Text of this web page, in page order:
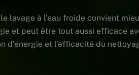
lavage à l’eau froide convient
et peut être tout aussi efficace
d’énergie et l’efficacité du